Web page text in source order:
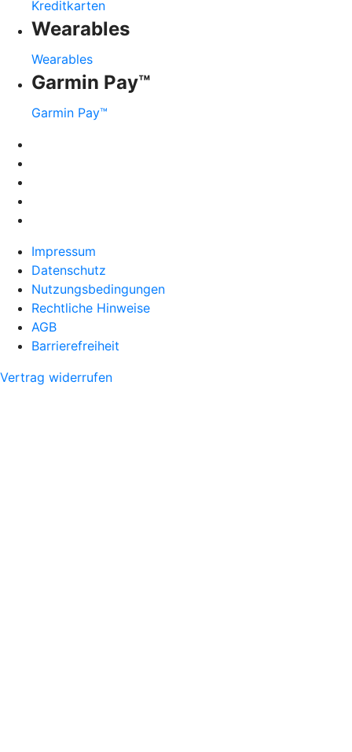
Kreditkarten
Wearables
Wearables
Garmin Pay™
Garmin Pay™
Impressum
Datenschutz
Nutzungsbedingungen
Rechtliche Hinweise
AGB
Barrierefreiheit
Vertrag widerrufen